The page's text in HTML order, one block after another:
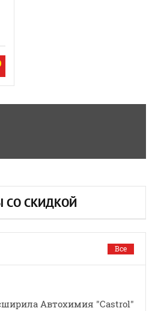
СО СКИДКОЙ
Все
Автохимия "Castrol"